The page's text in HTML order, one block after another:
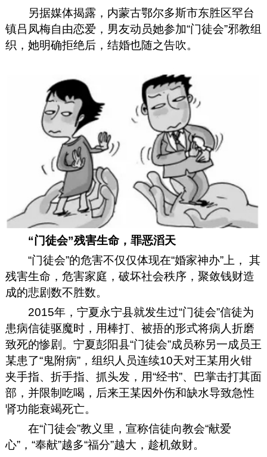
另据媒体揭露，内蒙古鄂尔多斯市东胜区罕台
镇吕凤梅自由恋爱，男友动员她参加“门徒会”邪教组
织，她明确拒绝后，结婚也随之告吹。
“门徒会”残害生命，罪恶滔天
“门徒会”的危害不仅仅体现在“婚家神办”上， 其
残害生命，危害家庭，破坏社会秩序，聚敛钱财造
成的悲剧数不胜数。
2015年，宁夏永宁县就发生过“门徒会”信徒为
患病信徒驱魔时，用棒打、被捂的形式将病人折磨
致死的惨剧。宁夏彭阳县“门徒会”成员称另一成员王
某患了“鬼附病”，组织人员连续10天对王某用火钳
夹手指、折手指、抓头发，用“经书”、巴掌击打其面
部，并限制吃喝，后来王某因外伤和缺水导致急性
肾功能衰竭死亡。
在“门徒会”教义里，宣称信徒向教会“献爱
心”，“奉献”越多“福分”越大，趁机敛财。